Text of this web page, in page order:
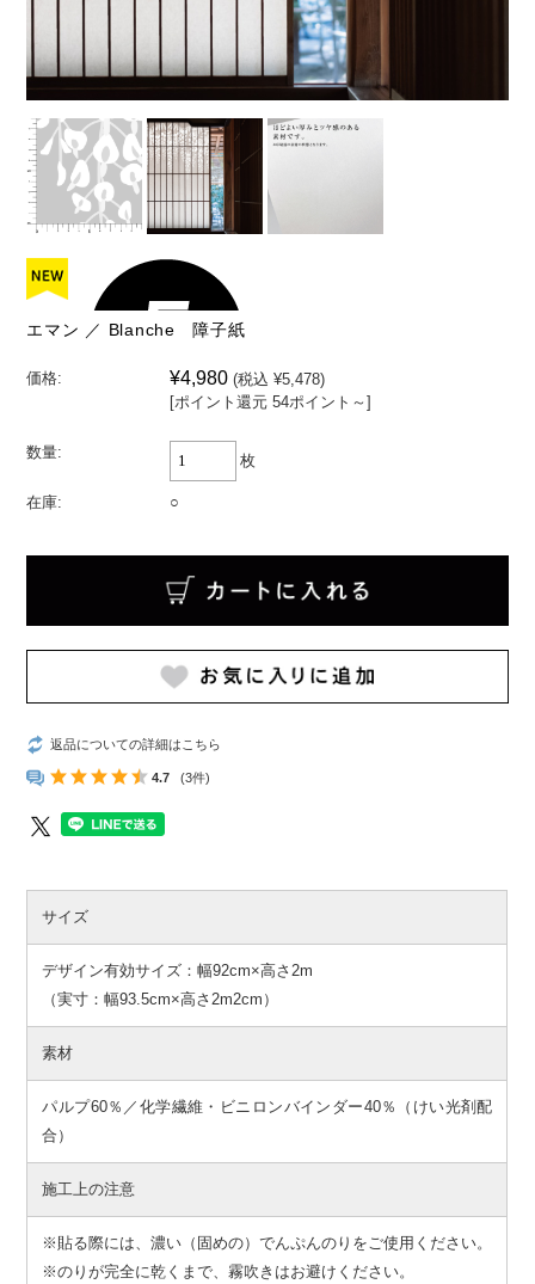
エマン ／ Blanche 障子紙
価格: ¥4,980 (税込 ¥5,478)
[ポイント還元 54ポイント～]
数量: 枚
在庫: ○
返品についての詳細はこちら
4.7 (3件)
サイズ
デザイン有効サイズ：幅92cm×高さ2m
（実寸：幅93.5cm×高さ2m2cm）
素材
パルプ60％／化学繊維・ビニロンバインダー40％（けい光剤配
合）
施工上の注意
※貼る際には、濃い（固めの）でんぷんのりをご使用ください。
※のりが完全に乾くまで、霧吹きはお避けください。